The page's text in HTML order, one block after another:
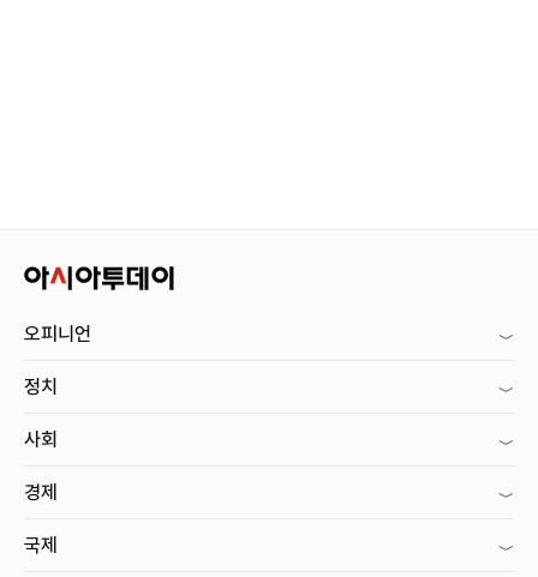
오피니언
정치
사회
경제
국제